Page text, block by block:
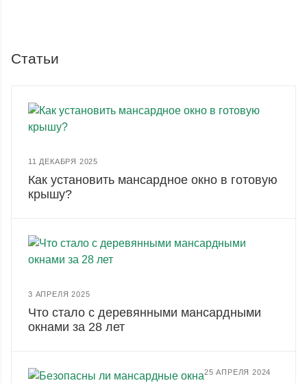
Статьи
11 ДЕКАБРЯ 2025
Как установить мансардное окно в готовую
крышу?
3 АПРЕЛЯ 2025
Что стало с деревянными мансардными
окнами за 28 лет
25 АПРЕЛЯ 2024